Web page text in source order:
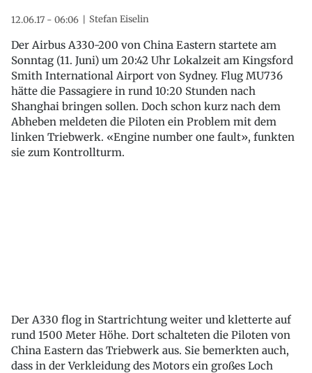
12.06.17 - 06:06 Stefan Eiselin
Der Airbus A330-200 von China Eastern startete am
Sonntag (11. Juni) um 20:42 Uhr Lokalzeit am Kingsford
Smith International Airport von Sydney. Flug MU736
hätte die Passagiere in rund 10:20 Stunden nach
Shanghai bringen sollen. Doch schon kurz nach dem
Abheben meldeten die Piloten ein Problem mit dem
linken Triebwerk. «Engine number one fault», funkten
sie zum Kontrollturm.
Der A330 flog in Startrichtung weiter und kletterte auf
rund 1500 Meter Höhe. Dort schalteten die Piloten von
China Eastern das Triebwerk aus. Sie bemerkten auch,
dass in der Verkleidung des Motors ein großes Loch